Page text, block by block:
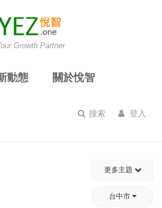
Growth Partner
動態 關於悅智
搜索 登入
更多主題
台中市